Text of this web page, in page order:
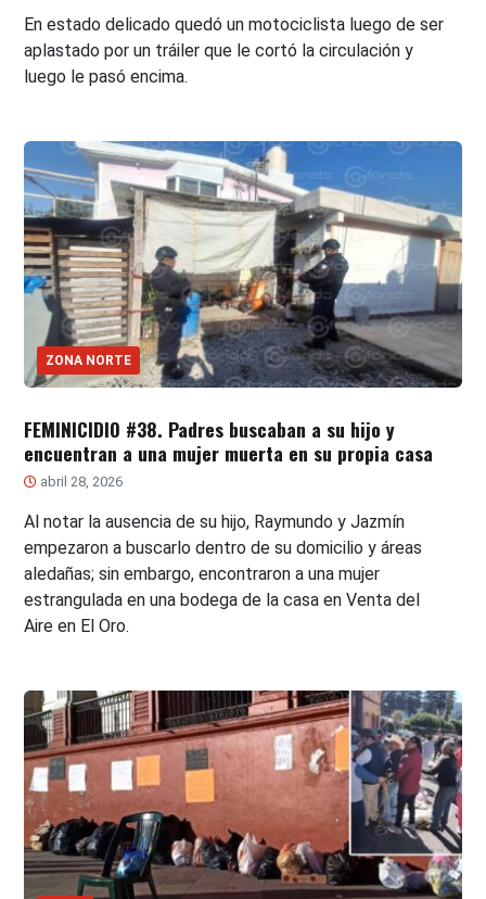
En estado delicado quedó un motociclista luego de ser
aplastado por un tráiler que le cortó la circulación y
luego le pasó encima.
ZONA NORTE
FEMINICIDIO #38. Padres buscaban a su hijo y
encuentran a una mujer muerta en su propia casa
abril 28, 2026
Al notar la ausencia de su hijo, Raymundo y Jazmín
empezaron a buscarlo dentro de su domicilio y áreas
aledañas; sin embargo, encontraron a una mujer
estrangulada en una bodega de la casa en Venta del
Aire en El Oro.